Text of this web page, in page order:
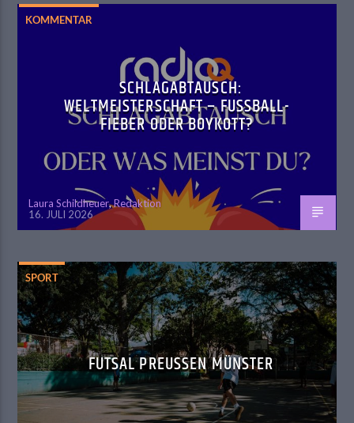
KOMMENTAR
SCHLAGABTAUSCH:
WELTMEISTERSCHAFT – FUSSBALL-F
IEBER ODER BOYKOTT?
Laura Schildheuer,Redaktion
16. JULI 2026
SPORT
FUTSAL PREUSSEN MÜNSTER